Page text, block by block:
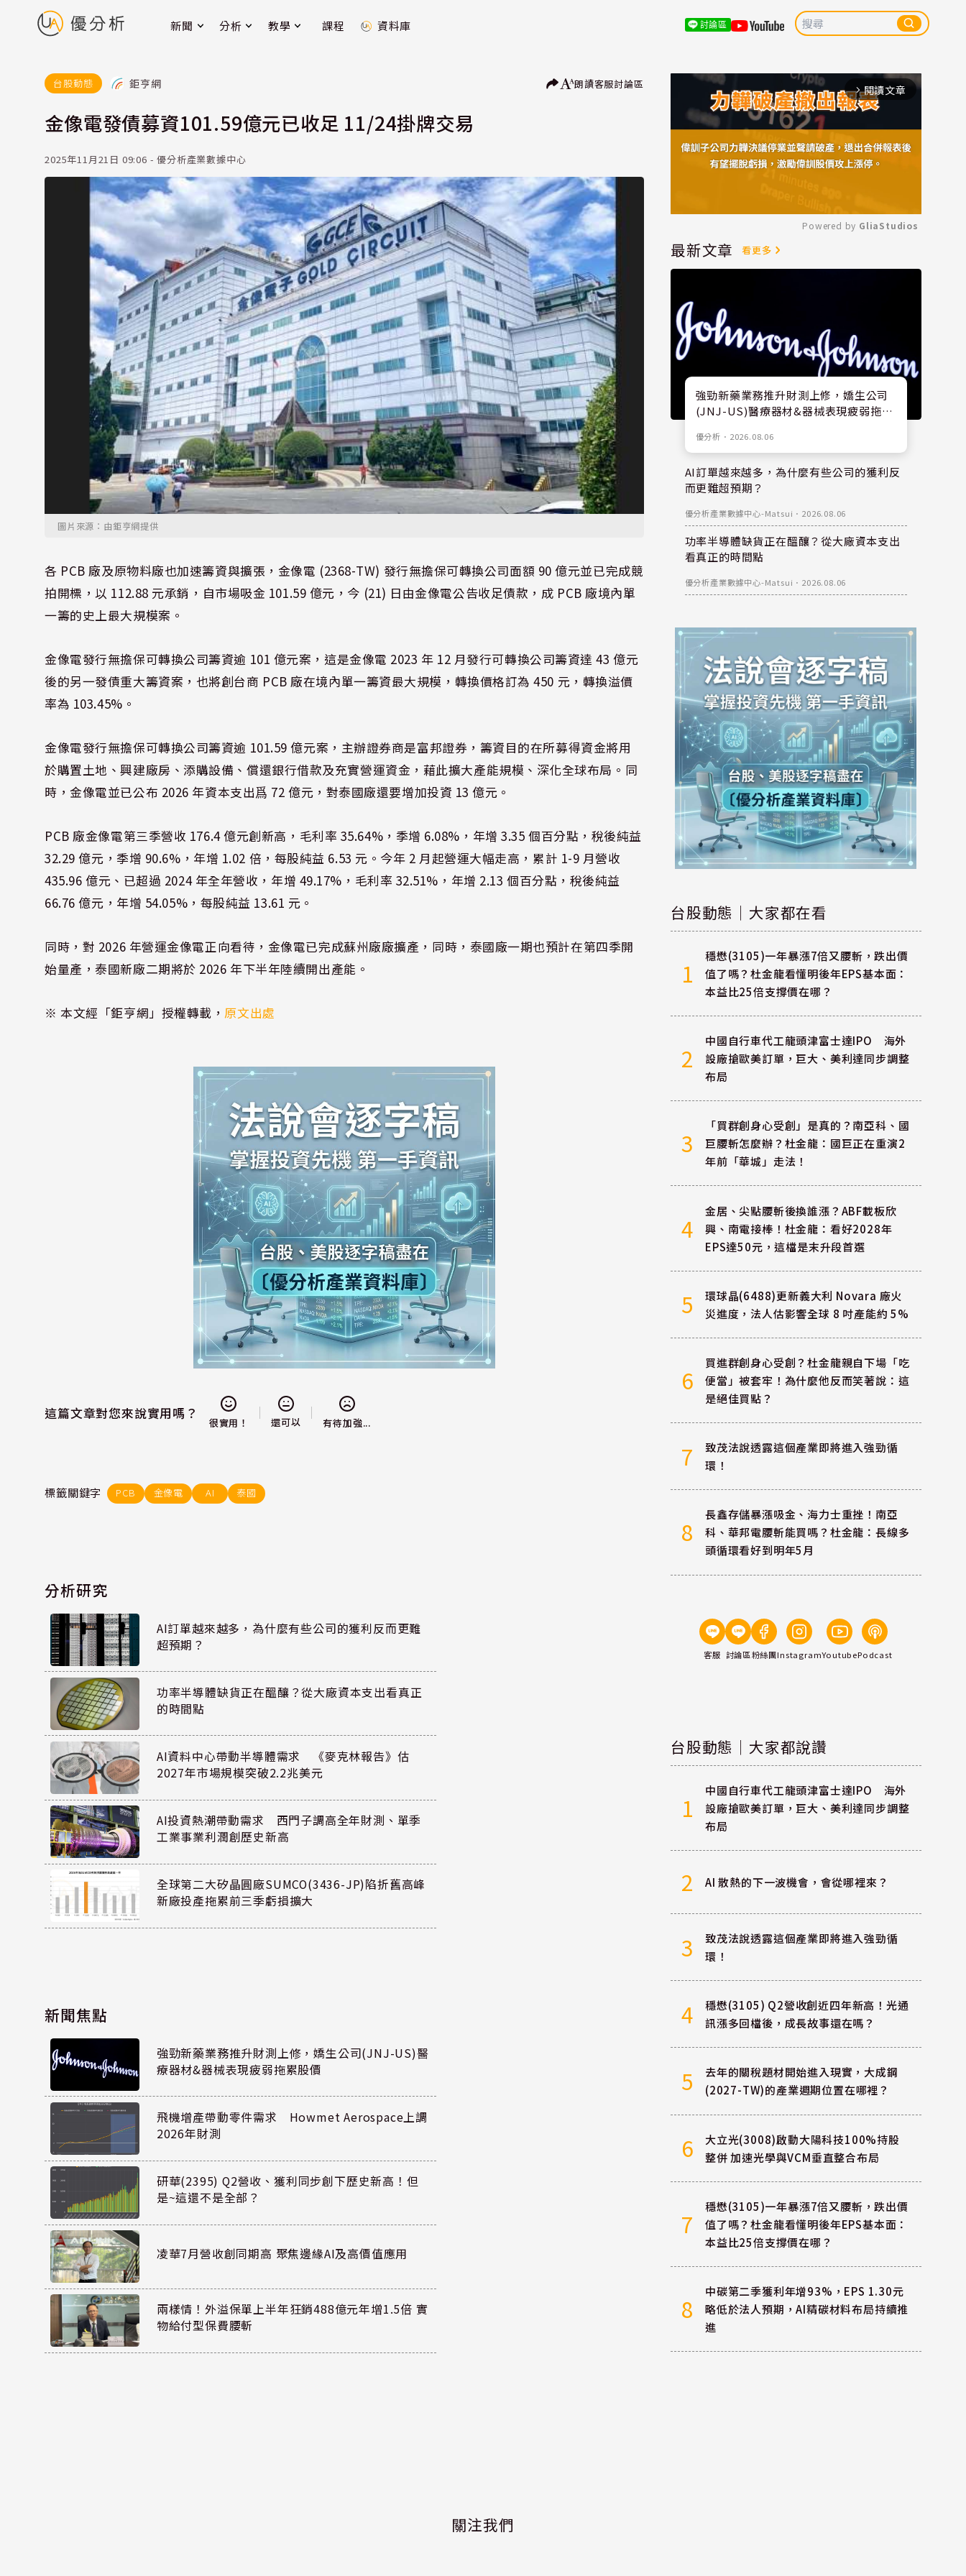
新聞 分析 教學 課程 資料庫 討論區
台股動態 鉅亨網 朗讀客服討論區
金像電發債募資101.59億元已收足 11/24掛牌交易
2025年11月21日 09:06 - 優分析產業數據中心
圖片來源：由鉅亨網提供
各 PCB 廠及原物料廠也加速籌資與擴張，金像電 (2368-TW) 發行無擔保可轉換公司面額 90 億元並已完成競
拍開標，以 112.88 元承銷，自市場吸金 101.59 億元，今 (21) 日由金像電公告收足債款，成 PCB 廠境內單
一籌的史上最大規模案。
金像電發行無擔保可轉換公司籌資逾 101 億元案，這是金像電 2023 年 12 月發行可轉換公司籌資達 43 億元
後的另一發債重大籌資案，也將創台商 PCB 廠在境內單一籌資最大規模，轉換價格訂為 450 元，轉換溢價
率為 103.45%。
金像電發行無擔保可轉換公司籌資逾 101.59 億元案，主辦證券商是富邦證券，籌資目的在所募得資金將用
於購置土地、興建廠房、添購設備、償還銀行借款及充實營運資金，藉此擴大產能規模、深化全球布局。同
時，金像電並已公布 2026 年資本支出爲 72 億元，對泰國廠還要增加投資 13 億元。
PCB 廠金像電第三季營收 176.4 億元創新高，毛利率 35.64%，季增 6.08%，年增 3.35 個百分點，稅後純益
32.29 億元，季增 90.6%，年增 1.02 倍，每股純益 6.53 元。今年 2 月起營運大幅走高，累計 1-9 月營收
435.96 億元、已超過 2024 年全年營收，年增 49.17%，毛利率 32.51%，年增 2.13 個百分點，稅後純益
66.76 億元，年增 54.05%，每股純益 13.61 元。
同時，對 2026 年營運金像電正向看待，金像電已完成蘇州廠廠擴產，同時，泰國廠一期也預計在第四季開
始量產，泰國新廠二期將於 2026 年下半年陸續開出產能。
※ 本文經「鉅亨網」授權轉載，原文出處
這篇文章對您來說實用嗎？
很實用！ 還可以 有待加強...
標籤關鍵字 PCB 金像電 AI 泰國
分析研究
AI訂單越來越多，為什麼有些公司的獲利反而更難
超預期？
功率半導體缺貨正在醞釀？從大廠資本支出看真正
的時間點
AI資料中心帶動半導體需求 《麥克林報告》估
2027年市場規模突破2.2兆美元
AI投資熱潮帶動需求 西門子調高全年財測、單季
工業事業利潤創歷史新高
全球第二大矽晶圓廠SUMCO(3436-JP)陷折舊高峰
新廠投產拖累前三季虧損擴大
新聞焦點
強勁新藥業務推升財測上修，嬌生公司(JNJ-US)醫
療器材&器械表現疲弱拖累股價
飛機增產帶動零件需求 Howmet Aerospace上調
2026年財測
研華(2395) Q2營收、獲利同步創下歷史新高！但
是~這還不是全部？
凌華7月營收創同期高 聚焦邊緣AI及高價值應用
兩樣情！外溢保單上半年狂銷488億元年增1.5倍 實
物給付型保費腰斬
arrow_forward_ios 閱讀文章
Mute
Powered by GliaStudios
最新文章 看更多
強勁新藥業務推升財測上修，嬌生公司
(JNJ-US)醫療器材&器械表現疲弱拖累
優分析 ． 2026.08.06
AI訂單越來越多，為什麼有些公司的獲利反
而更難超預期？
優分析產業數據中心-Matsui ． 2026.08.06
功率半導體缺貨正在醞釀？從大廠資本支出
看真正的時間點
優分析產業數據中心-Matsui ． 2026.08.06
台股動態｜大家都在看
1
穩懋(3105)一年暴漲7倍又腰斬，跌出價
值了嗎？杜金龍看懂明後年EPS基本面：
本益比25倍支撐價在哪？
2
中國自行車代工龍頭津富士達IPO 海外
設廠搶歐美訂單，巨大、美利達同步調整
布局
3
「買群創身心受創」是真的？南亞科、國
巨腰斬怎麼辦？杜金龍：國巨正在重演2
年前「華城」走法！
4
金居、尖點腰斬後換誰漲？ABF載板欣
興、南電接棒！杜金龍：看好2028年
EPS達50元，這檔是末升段首選
5
環球晶(6488)更新義大利 Novara 廠火
災進度，法人估影響全球 8 吋產能約 5%
6
買進群創身心受創？杜金龍親自下場「吃
便當」被套牢！為什麼他反而笑著說：這
是絕佳買點？
7
致茂法說透露這個產業即將進入強勁循
環！
8
長鑫存儲暴漲吸金、海力士重挫！南亞
科、華邦電腰斬能買嗎？杜金龍：長線多
頭循環看好到明年5月
客服 討論區粉絲團InstagramYoutubePodcast
台股動態｜大家都說讚
1
中國自行車代工龍頭津富士達IPO 海外
設廠搶歐美訂單，巨大、美利達同步調整
布局
2 AI 散熱的下一波機會，會從哪裡來？
3
致茂法說透露這個產業即將進入強勁循
環！
4
穩懋(3105) Q2營收創近四年新高！光通
訊漲多回檔後，成長故事還在嗎？
5
去年的關稅題材開始進入現實，大成鋼
(2027-TW)的產業週期位置在哪裡？
6
大立光(3008)啟動大陽科技100%持股
整併 加速光學與VCM垂直整合布局
7
穩懋(3105)一年暴漲7倍又腰斬，跌出價
值了嗎？杜金龍看懂明後年EPS基本面：
本益比25倍支撐價在哪？
8
中碳第二季獲利年增93%，EPS 1.30元
略低於法人預期，AI精碳材料布局持續推
進
關注我們